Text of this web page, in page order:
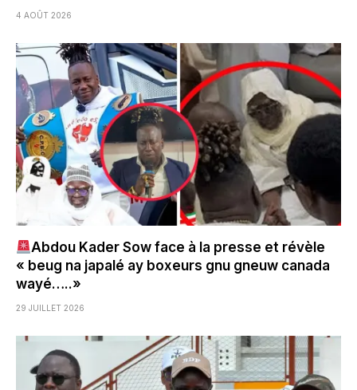
4 AOÛT 2026
Abdou Kader Sow face à la presse et révèle
« beug na japalé ay boxeurs gnu gneuw canada
wayé…..»
29 JUILLET 2026